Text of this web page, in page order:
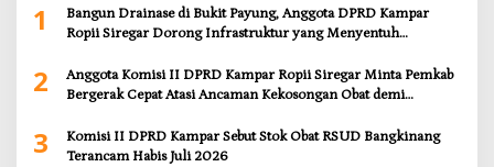
1
Bangun Drainase di Bukit Payung, Anggota DPRD Kampar
Ropii Siregar Dorong Infrastruktur yang Menyentuh
2
Anggota Komisi II DPRD Kampar Ropii Siregar Minta Pemkab
Bergerak Cepat Atasi Ancaman Kekosongan Obat demi
3
Komisi II DPRD Kampar Sebut Stok Obat RSUD Bangkinang
Terancam Habis Juli 2026